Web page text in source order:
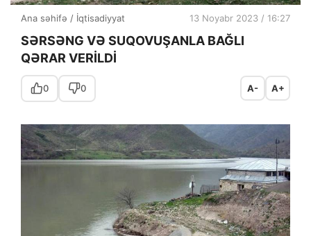
Ana səhifə / İqtisadiyyat 13 Noyabr 2023 / 16:27
SƏRSƏNG VƏ SUQOVUŞANLA BAĞLI
QƏRAR VERİLDİ
0 0 A- A+